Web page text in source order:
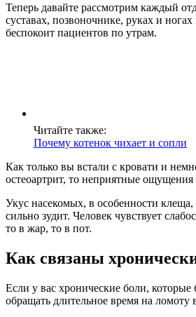
Теперь давайте рассмотрим каждый
суставах, позвоночнике, руках и
беспокоит пациентов по утрам.
Читайте также:
Почему котенок чихает и сопли
Как только вы встали с кровати и
остеоартрит, то неприятные
Укус насекомых, в особенности клеща,
сильно зудит. Человек чувствует
то в жар, то в пот.
Как связаны
Если у вас хронические боли, которые
обращать длительное время на